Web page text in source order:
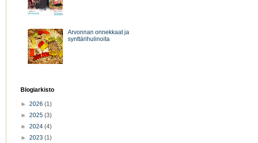
Arvonnan onnekkaat ja
synttärihulinoita
Blogiarkisto
► 2026 (1)
► 2025 (3)
► 2024 (4)
► 2023 (1)